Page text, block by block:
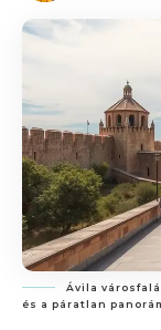
Ávila
és a páratlan